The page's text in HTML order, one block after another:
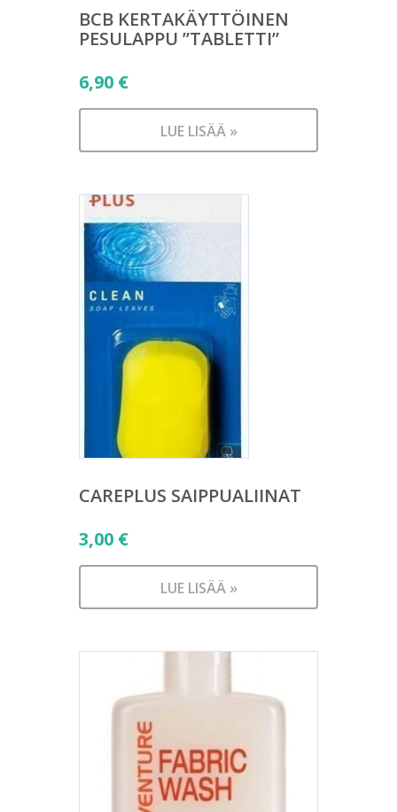
BCB KERTAKÄYTTÖINEN
PESULAPPU ”TABLETTI”
6,90 €
LUE LISÄÄ »
CAREPLUS SAIPPUALIINAT
3,00 €
LUE LISÄÄ »